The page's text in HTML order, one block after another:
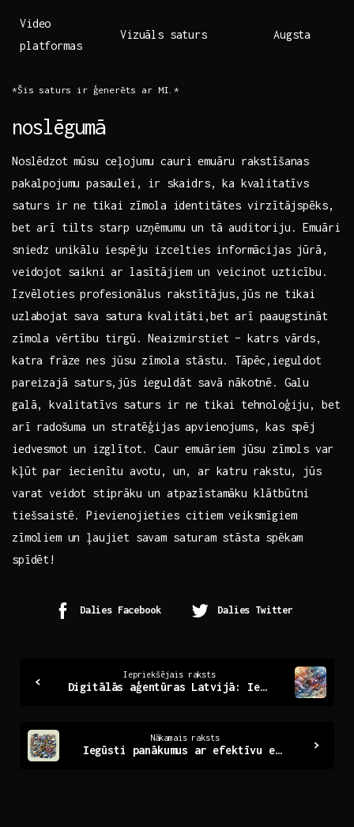
Video
platformas
Vizuāls‌ saturs Augsta
*Šis saturs ir ģenerēts ar MI.*
noslēgumā
Noslēdzot mūsu ceļojumu‍ cauri emuāru⁤ rakstīšanas
pakalpojumu pasaulei, ⁢ir ⁣skaidrs, ka kvalitatīvs
⁤saturs ​ir⁤ ne tikai zīmola‍ identitātes virzītājspēks,
bet arī ​tilts starp uzņēmumu un ​tā ‌auditoriju. Emuāri
⁤sniedz unikālu iespēju izcelties ⁢informācijas jūrā,
veidojot saikni ar lasītājiem un ‌veicinot uzticību.
Izvēloties profesionālus ⁢rakstītājus,jūs‍ ne tikai
uzlabojat sava satura ​kvalitāti,bet arī paaugstināt
zīmola‍ vērtību tirgū. Neaizmirstiet – ⁤katrs vārds,
katra​ frāze nes ⁤jūsu zīmola stāstu. Tāpēc,ieguldot
pareizajā saturs,jūs ieguldāt savā ⁤nākotnē. Galu
galā, kvalitatīvs saturs ir ne tikai ⁣tehnoloģiju, bet
⁣arī radošuma un stratēģijas apvienojums,‍ kas ‍spēj
iedvesmot⁢ un ‌izglītot. Caur emuāriem⁤ jūsu zīmols ⁤var
kļūt ‍par iecienītu⁣ avotu, un, ar katru ⁢rakstu,⁤ jūs⁣
varat ​veidot stiprāku un atpazīstamāku klātbūtni
tiešsaistē. Pievienojieties citiem ⁣veiksmīgiem
zīmoliem ‍un ļaujiet‍ savam saturam⁣ stāsta spēkam‌
spīdēt!
Dalies Facebook Dalies Twitter
Reading
Iepriekšējais raksts
Digitālās aģentūras Latvijā: Ietekme un attīstība mūsdienās
Nākamais raksts
Iegūsti panākumus ar efektīvu eBay mārketingu